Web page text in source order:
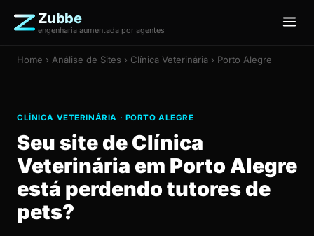
Zubbe
engenharia aumentada por agentes
Home › Análise de Sites › Clínica Veterinária › Porto Alegre
CLÍNICA VETERINÁRIA · PORTO ALEGRE
Seu site de Clínica
Veterinária em Porto Alegre
está perdendo tutores de
pets?